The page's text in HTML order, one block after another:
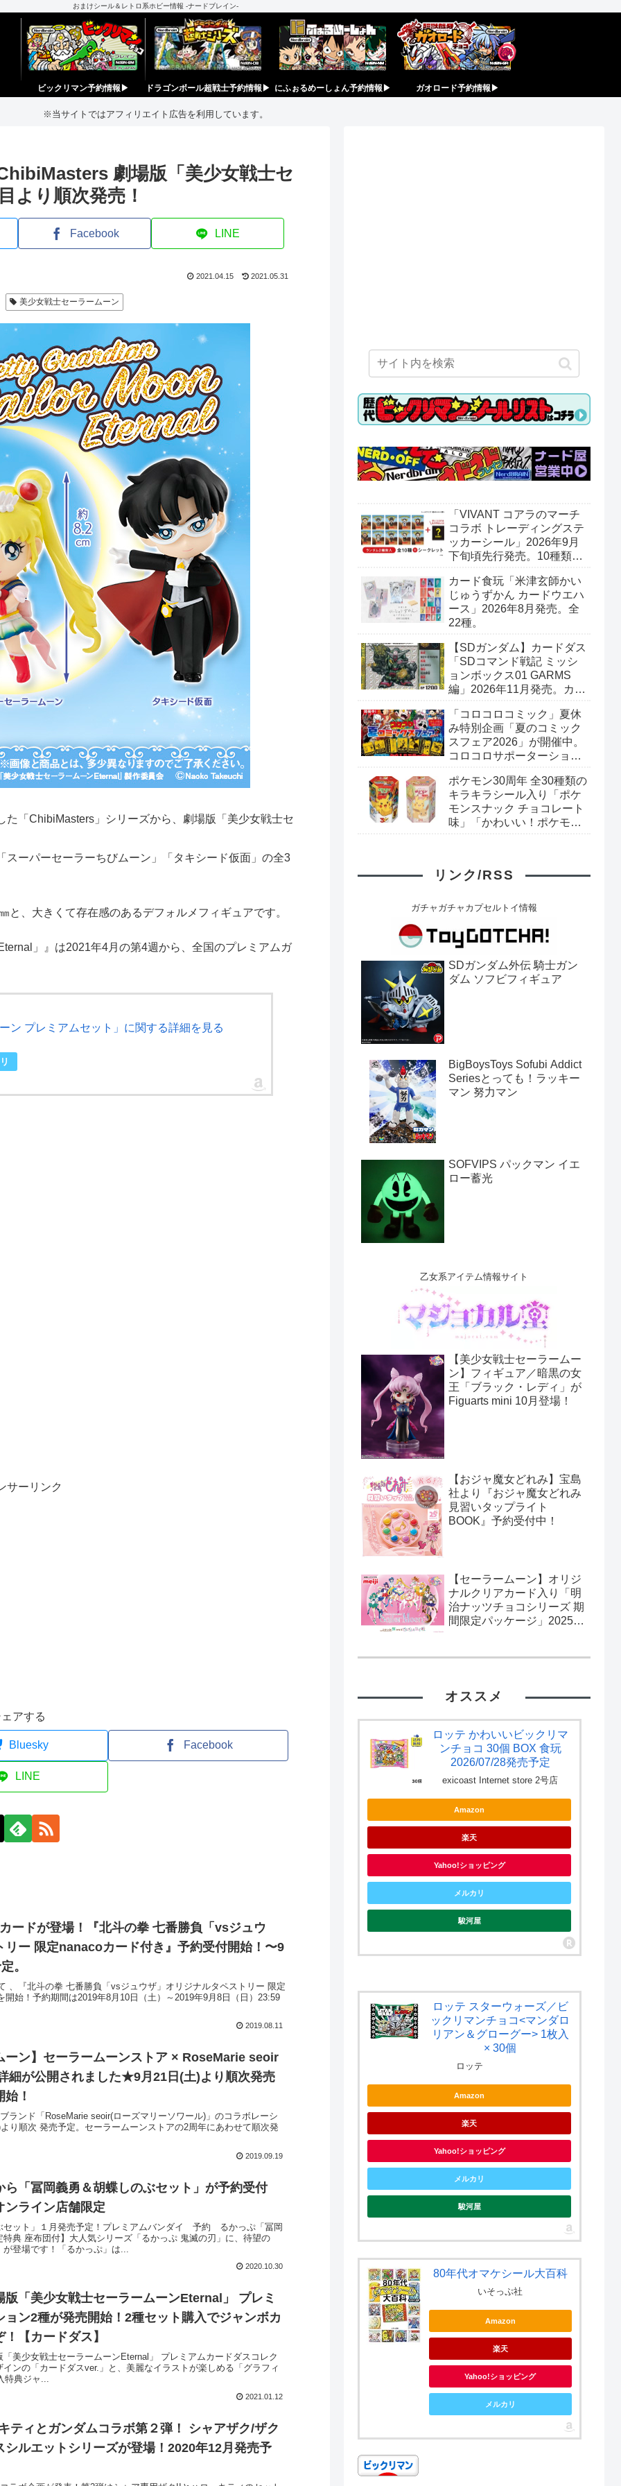
おまけシール＆レトロ系ホビー情報 -ナードブレイン-
ビックリマン予約情報▶︎ ドラゴンボール超戦士予約情報▶︎ にふぉるめーしょん予約情報▶︎ ガオロード予約情報▶︎
※当サイトではアフィリエイト広告を利用しています。
劇場版「美少女戦士セ
より順次発売！
Facebook LINE
2021.04.15 2021.05.31
美少女戦士セーラームーン
「ChibiMasters」シリーズから、劇場版「美少女戦士セ
ーパーセーラーちびムーン」「タキシード仮面」の全3
、大きくて存在感のあるデフォルメフィギュアです。
」』は2021年4月の第4週から、全国のプレミアムガ
ン プレミアムセット」に関する詳細を見る
サーリンク
アする
Bluesky Facebook
LINE
ードが登場！『北斗の拳 七番勝負「vsジュウ
リー 限定nanacoカード付き』予約受付開始！〜9
。
、『北斗の拳 七番勝負「vsジュウザ」オリジナルタペストリー 限定
開始！予約期間は2019年8月10日（土）～2019年9月8日（日）23:59
2019.08.11
ーン】セーラームーンストア × RoseMarie seoir
細が公開されました★9月21日(土)より順次発売
！
ランド「RoseMarie seoir(ローズマリーソワール)」のコラボレーシ
り順次 発売予定。セーラームーンストアの2周年にあわせて順次発
2019.09.19
ら「冨岡義勇＆胡蝶しのぶセット」が予約受付
ンライン店舗限定
セット」１月発売予定！プレミアムバンダイ 予約 るかっぷ「冨岡
典 座布団付】大人気シリーズ「るかっぷ 鬼滅の刃」に、待望の
登場です！「るかっぷ」は...
2020.10.30
版「美少女戦士セーラームーンEternal」 プレミ
ン2種が発売開始！2種セット購入でジャンボカ
【カードダス】
美少女戦士セーラームーンEternal」 プレミアムカードダスコレク
ンの「カードダスver.」と、美麗なイラストが楽しめる「グラフィ
特典ジャ...
2021.01.12
ティとガンダムコラボ第２弾！ シャアザク/ザク
シルエットシリーズが登場！2020年12月発売予
「VIVANT コアラのマーチ
コラボ トレーディングステ
ッカーシール」2026年9月
下旬頃先行発売。10種類＋
オンラインショップ限定。
カード食玩「米津玄師かい
じゅうずかん カードウエハ
ース」2026年8月発売。全
22種。
【SDガンダム】カードダス
「SDコマンド戦記 ミッシ
ョンボックス01 GARMS
編」2026年11月発売。カー
プレミアムバンダイ予約開
始。
「コロコロコミック」夏休
み特別企画「夏のコミック
スフェア2026」が開催中。
コロコロサポーターショッ
入すると「コロコロおもし
ろステッカー」がもらえ
る。全7種。
ポケモン30周年 全30種類の
キラキラシール入り「ポケ
モンスナック チョコレート
味」「かわいい！ポケモン
リンク/RSS
ガチャガチャカプセルトイ情報
SDガンダム外伝 騎士ガン
ダム ソフビフィギュア
BigBoysToys Sofubi Addict
Seriesとっても！ラッキー
マン 努力マン
SOFVIPS パックマン イエ
ロー蓄光
乙女系アイテム情報サイト
【美少女戦士セーラームー
ン】フィギュア／暗黒の女
王「ブラック・レディ」が
Figuarts mini 10月登場！
【おジャ魔女どれみ】宝島
社より『おジャ魔女どれみ
見習いタップライト
BOOK』予約受付中！
【セーラームーン】オリジ
ナルクリアカード入り「明
治ナッツチョコシリーズ 期
間限定パッケージ」2025年
オススメ
ロッテ かわいいビックリマ
ンチョコ 30個 BOX 食玩
2026/07/28発売予定
exicoast Internet store 2号店
Amazon
楽天
Yahoo!ショッピング
メルカリ
駿河屋
ロッテ スターウォーズ／ビ
ックリマンチョコ<マンダロ
リアン＆グローグー> 1枚入
× 30個
ロッテ
Amazon
楽天
Yahoo!ショッピング
メルカリ
駿河屋
80年代オマケシール大百科
いそっぷ社
Amazon
楽天
Yahoo!ショッピング
メルカリ